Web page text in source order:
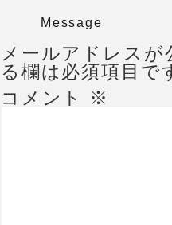
Message
メールアドレスが
る欄は必須項目で
コメント
※